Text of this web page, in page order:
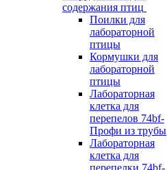
содержания птиц
Поилки для
лабораторной
птицы
Кормушки для
лабораторной
птицы
Лабораторная
клетка для
перепелов 74bf-
Профи из трубы
Лабораторная
клетка для
перепелки 74bf-